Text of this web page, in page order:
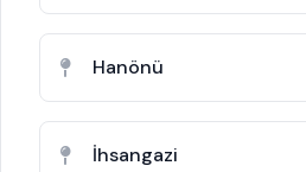
Hanönü
İhsangazi